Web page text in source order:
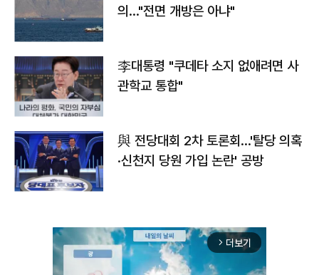
의…"전면 개방은 아냐"
李대통령 "쿠데타 소지 없애려면 사
관학교 통합"
與 전당대회 2차 토론회…'탈당 의혹
·신천지 당원 가입 논란' 공방
arrow_forward_ios 더보기